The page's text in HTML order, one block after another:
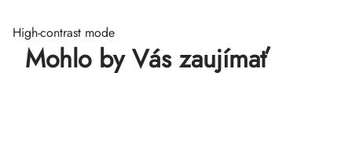
High-contrast mode
Mohlo by Vás zaujímať